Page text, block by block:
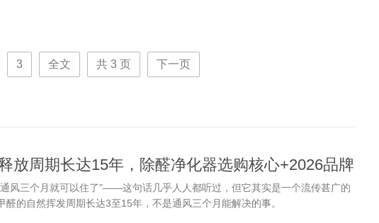
3 全文 共 3 页 下一页
放周期长达15年，除醛净化器选购核心+2026品牌
风三个月就可以住了"——这句话几乎人人都听过，但它其实是一个流传甚广的
醛的自然挥发周期长达3至15年，不是通风三个月能解决的事。